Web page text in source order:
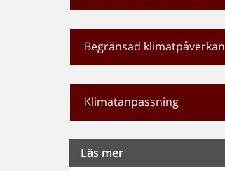
Begränsad klimatpåverkan
Klimatanpassning
Läs mer